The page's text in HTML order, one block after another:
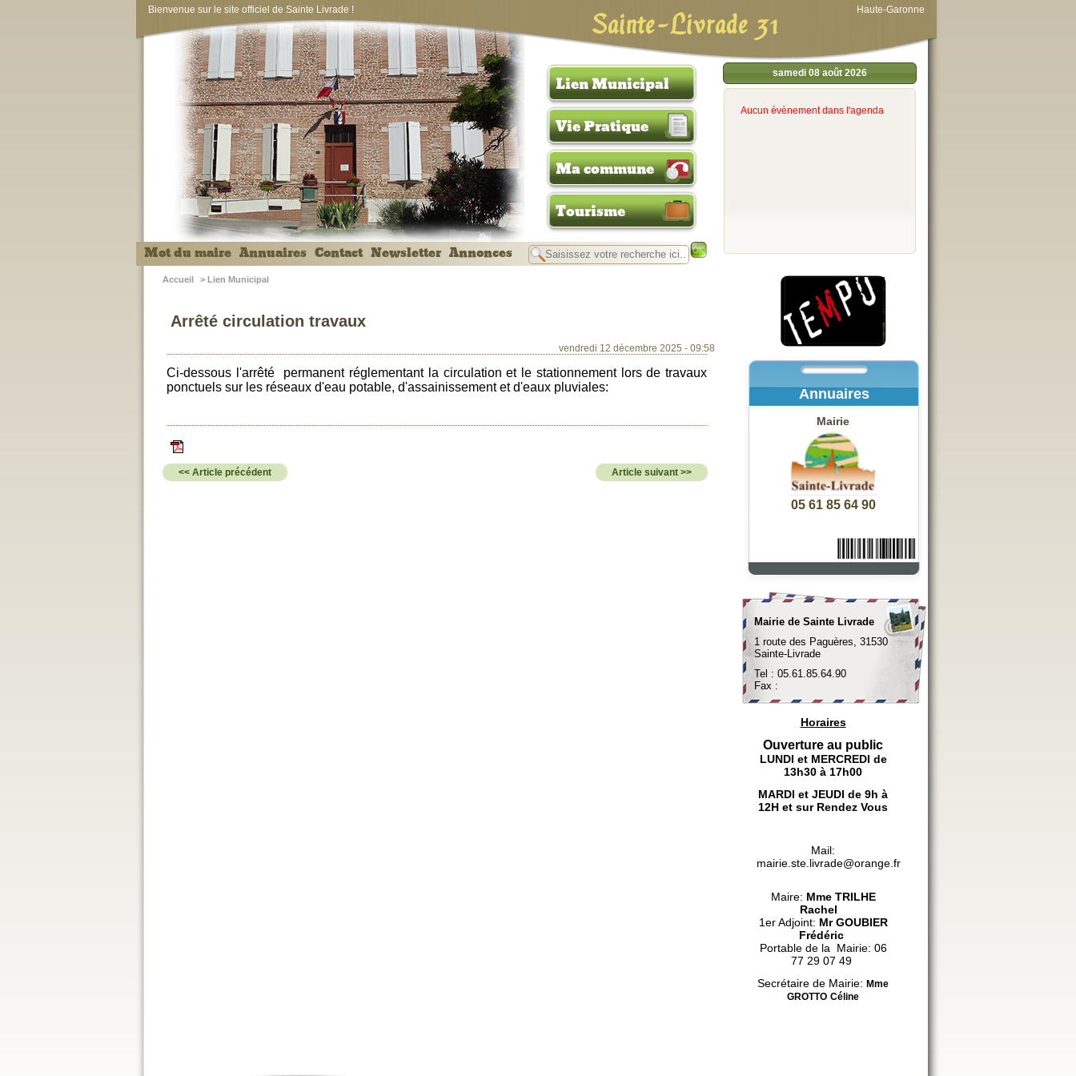
Bienvenue sur le site officiel de Sainte Livrade ! Sainte-Livrade 31 Haute-Garonne
Mot du maire Annuaires Contact Newsletter Annonces
Lien Municipal
Vie Pratique
Ma commune
Tourisme
samedi 08 août 2026
Aucun évènement dans l'agenda
Accueil > Lien Municipal
Arrêté circulation travaux
vendredi 12 décembre 2025 - 09:58
Ci-dessous l'arrêté permanent réglementant la circulation et le stationnement lors de travaux
ponctuels sur les réseaux d'eau potable, d'assainissement et d'eaux pluviales:
<< Article précédent Article suivant >>
Annuaires
Mairie
05 61 85 64 90
Mairie de Sainte Livrade
1 route des Paguères, 31530
Sainte-Livrade
Tel : 05.61.85.64.90
Fax :
Horaires
Ouverture au public
LUNDI et MERCREDI de
13h30 à 17h00
MARDI et JEUDI de 9h à
12H et sur Rendez Vous
Mail:
mairie.ste.livrade@orange.fr
Maire: Mme TRILHE
Rachel
1er Adjoint: Mr GOUBIER
Frédéric
Portable de la Mairie: 06
77 29 07 49
Secrétaire de Mairie: Mme
GROTTO Céline